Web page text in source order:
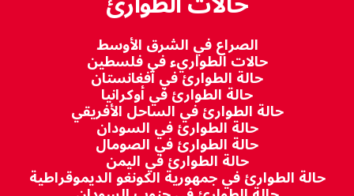
الصراع في الشرق الأوسط
حالات الطواريء في فلسطين
حالة الطوارئ في أفغانستان
حالة الطوارئ في أوكرانيا
حالة الطوارئ في الساحل الأفريقي
حالة الطوارئ في السودان
حالة الطوارئ في الصومال
حالة الطوارئ في اليمن
حالة الطوارئ في جمهورية الكونغو الديموقراطية